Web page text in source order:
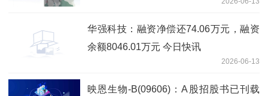
华强科技：融资净偿还74.06万元，融资
余额8046.01万元 今日快讯
2026-06-13
映恩生物-B(09606)：A股招股书已刊载